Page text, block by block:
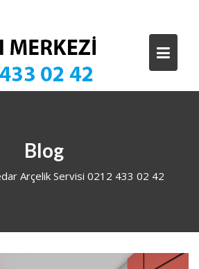
Blog
Arçelik Servisi 0212 433 02 42